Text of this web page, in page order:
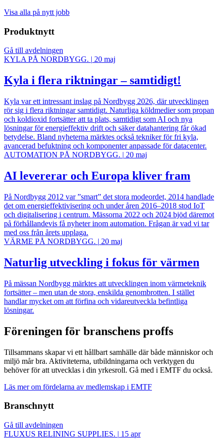
Visa alla på nytt jobb
Produktnytt
Gå till avdelningen
KYLA PÅ NORDBYGG. | 20 maj
Kyla i flera riktningar – samtidigt!
Kyla var ett intressant inslag på Nordbygg 2026, där utvecklingen
rör sig i flera riktningar samtidigt. Naturliga köldmedier som propan
och koldioxid fortsätter att ta plats, samtidigt som AI och nya
lösningar för energieffektiv drift och säker datahantering får ökad
betydelse. Bland nyheterna märktes också tekniker för fri kyla,
avancerad befuktning och komponenter anpassade för datacenter.
AUTOMATION PÅ NORDBYGG. | 20 maj
AI levererar och Europa kliver fram
På Nordbygg 2012 var ”smart” det stora modeordet, 2014 handlade
det om energieffektivisering och under åren 2016–2018 stod IoT
och digitalisering i centrum. Mässorna 2022 och 2024 bjöd däremot
på förhållandevis få nyheter inom automation. Frågan är vad vi tar
med oss från årets upplaga.
VÄRME PÅ NORDBYGG. | 20 maj
Naturlig utveckling i fokus för värmen
På mässan Nordbygg märktes att utvecklingen inom värmeteknik
fortsätter – men utan de stora, enskilda genombrotten. I stället
handlar mycket om att förfina och vidareutveckla befintliga
lösningar.
Föreningen för branschens proffs
Tillsammans skapar vi ett hållbart samhälle där både människor och
miljö mår bra. Aktiviteterna, utbildningarna och verktygen du
behöver för att utvecklas i din yrkesroll. Gå med i EMTF du också.
Läs mer om fördelarna av medlemskap i EMTF
Branschnytt
Gå till avdelningen
FLUXUS RELINING SUPPLIES. | 15 apr